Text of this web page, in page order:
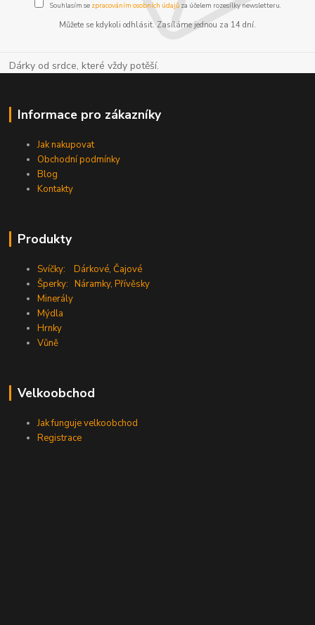
Souhlasím se zpracováním osobních údajůza účelem rozesílky newsletteru.
Můžete se kdykoli odhlásit. Zasíláme jednou za 14 dní.
Dárky od srdce, které vždy potěší.
Informace pro zákazníky
Jak nakupovat
Obchodní podmínky
Blog
Kontakty
Produkty
Svíčky: Dárkové,Čajové
Šperky: Náramky,Přívěsky
Minerály
Mýdla
Hrnky
Vůně
Velkoobchod
Jak funguje velkoobchod
Registrace